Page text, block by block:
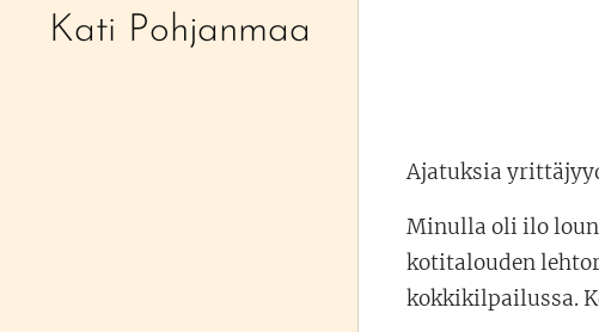
Kati Pohjanmaa
Ajatuksia
Minulla oli ilo
kotitalouden
kokkikilpailussa.